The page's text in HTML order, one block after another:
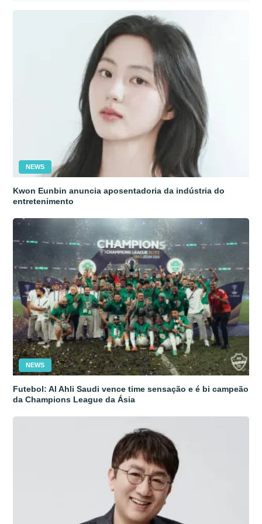
NEWS
Kwon Eunbin anuncia aposentadoria da indústria do
entretenimento
NEWS
Futebol: Al Ahli Saudi vence time sensação e é bi campeão
da Champions League da Ásia